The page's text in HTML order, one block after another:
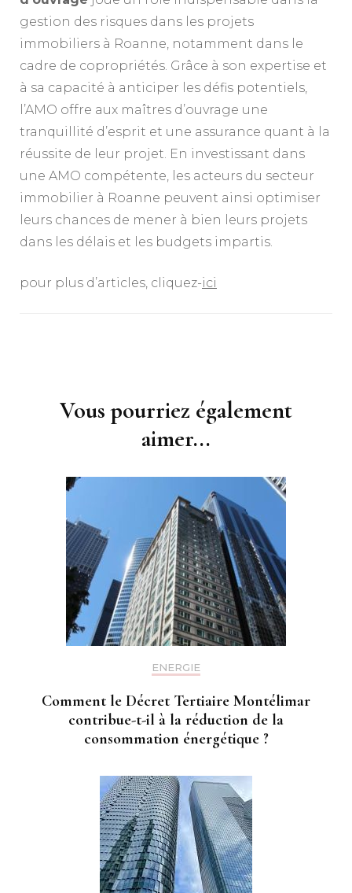
gestion des risques dans les projets
immobiliers à Roanne, notamment dans le
cadre de copropriétés. Grâce à son expertise et
à sa capacité à anticiper les défis potentiels,
l’AMO offre aux maîtres d’ouvrage une
tranquillité d’esprit et une assurance quant à la
réussite de leur projet. En investissant dans
une AMO compétente, les acteurs du secteur
immobilier à Roanne peuvent ainsi optimiser
leurs chances de mener à bien leurs projets
dans les délais et les budgets impartis.
pour plus d’articles, cliquez-ici
Vous pourriez également
aimer...
ENERGIE
Comment le Décret Tertiaire Montélimar
contribue-t-il à la réduction de la
consommation énergétique ?